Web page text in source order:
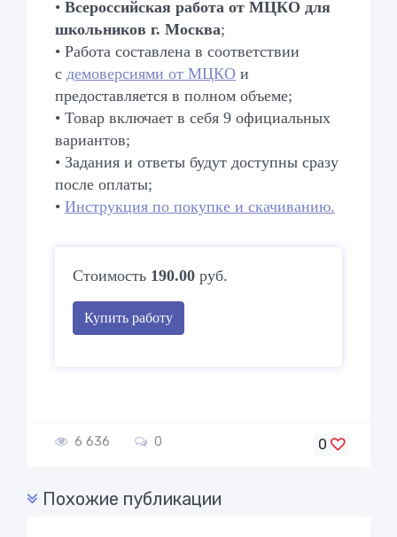
• Всероссийская работа от МЦКО для
школьников г. Москва;
• Работа составлена в соответствии
с демоверсиями от МЦКО и
предоставляется в полном объеме;
• Товар включает в себя 9 официальных
вариантов;
• Задания и ответы будут доступны сразу
после оплаты;
• Инструкция по покупке и скачиванию.
Стоимость 190.00 руб.
Купить работу
6 636 0 0
Похожие публикации